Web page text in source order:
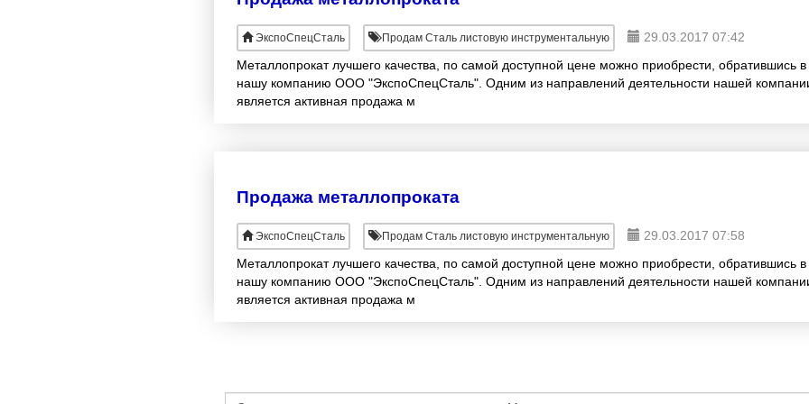
ЭкспоСпецСталь Продам Сталь листовую инструментальную
29.03.2017 07:42
Металлопрокат лучшего качества, по самой доступной цене можно приобрести, обратившись в
нашу компанию ООО "ЭкспоСпецСталь". Одним из направлений деятельности нашей
является активная продажа м
Продажа металлопроката
ЭкспоСпецСталь Продам Сталь листовую инструментальную
29.03.2017 07:58
Металлопрокат лучшего качества, по самой доступной цене можно приобрести, обратившись в
нашу компанию ООО "ЭкспоСпецСталь". Одним из направлений деятельности нашей
является активная продажа м